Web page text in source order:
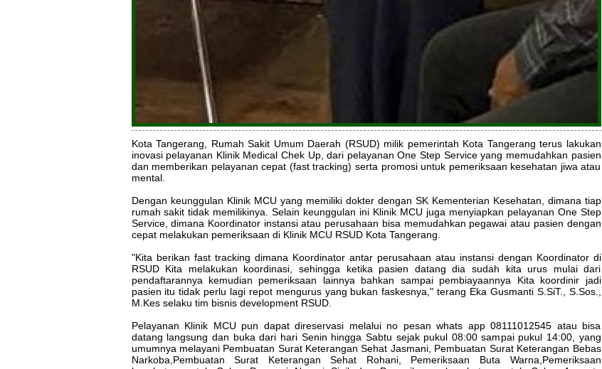
Kota Tangerang, Rumah Sakit Umum Daerah (RSUD) milik pemerintah Kota Tangerang terus lakukan
inovasi pelayanan Klinik Medical Chek Up, dari pelayanan One Step Service yang memudahkan pasien
dan memberikan pelayanan cepat (fast tracking) serta promosi untuk pemeriksaan kesehatan jiwa atau
mental.
Dengan keunggulan Klinik MCU yang memiliki dokter dengan SK Kementerian Kesehatan, dimana tiap
rumah sakit tidak memilikinya. Selain keunggulan ini Klinik MCU juga menyiapkan pelayanan One Step
Service, dimana Koordinator instansi atau perusahaan bisa memudahkan pegawai atau pasien dengan
cepat melakukan pemeriksaan di Klinik MCU RSUD Kota Tangerang.
"Kita berikan fast tracking dimana Koordinator antar perusahaan atau instansi dengan Koordinator di
RSUD Kita melakukan koordinasi, sehingga ketika pasien datang dia sudah kita urus mulai dari
pendaftarannya kemudian pemeriksaan lainnya bahkan sampai pembiayaannya Kita koordinir jadi
pasien itu tidak perlu lagi repot mengurus yang bukan faskesnya," terang Eka Gusmanti S.SiT., S.Sos.,
M.Kes selaku tim bisnis development RSUD.
Pelayanan Klinik MCU pun dapat direservasi melalui no pesan whats app 08111012545 atau bisa
datang langsung dan buka dari hari Senin hingga Sabtu sejak pukul 08:00 sampai pukul 14:00, yang
umumnya melayani Pembuatan Surat Keterangan Sehat Jasmani, Pembuatan Surat Keterangan Bebas
Narkoba,Pembuatan Surat Keterangan Sehat Rohani, Pemeriksaan Buta Warna,Pemeriksaan